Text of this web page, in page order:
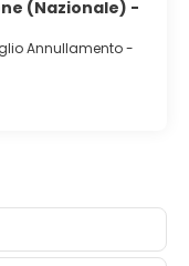
(Nazionale) -
Annullamento -